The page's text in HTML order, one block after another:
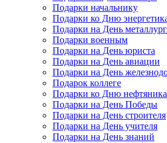
Подарки начальнику
Подарки ко Дню
Подарки на День
Подарки военным
Подарки на День юриста
Подарки на День авиации
Подарки на День
Подарок коллеге
Подарки ко Дню нефтяника
Подарки на День Победы
Подарки на День строителя
Подарки на День учителя
Подарки на День знаний